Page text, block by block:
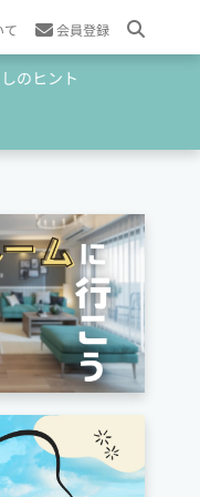
て 会員登録
のヒント